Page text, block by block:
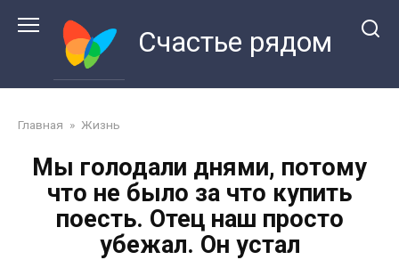
Счастье рядом
Главная » Жизнь
Мы голодали днями, потому
что не было за что купить
поесть. Отец наш просто
убежал. Он устал